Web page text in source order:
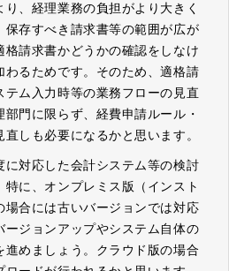
、経理業務の負担がより大きく
保存すべき請求書等の範囲が広が
格請求書かどうかの確認をしなけ
わるためです。そのため、適格請
ム入力時等の業務フローの見直
門に限らず、経費申請ルール・
しも必要になるかと思います。
に対応した会計システム等の検討
に、オンプレミス版（インスト
場合には古いバージョンでは対応
ージョンアップやシステム自体の
進めましょう。クラウド版の場合